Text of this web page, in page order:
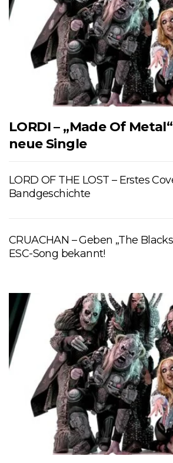
LORDI – „Made Of
neue Single
LORD OF THE LOST – Erstes
Bandgeschichte
CRUACHAN – Geben „The
ESC-Song bekannt!